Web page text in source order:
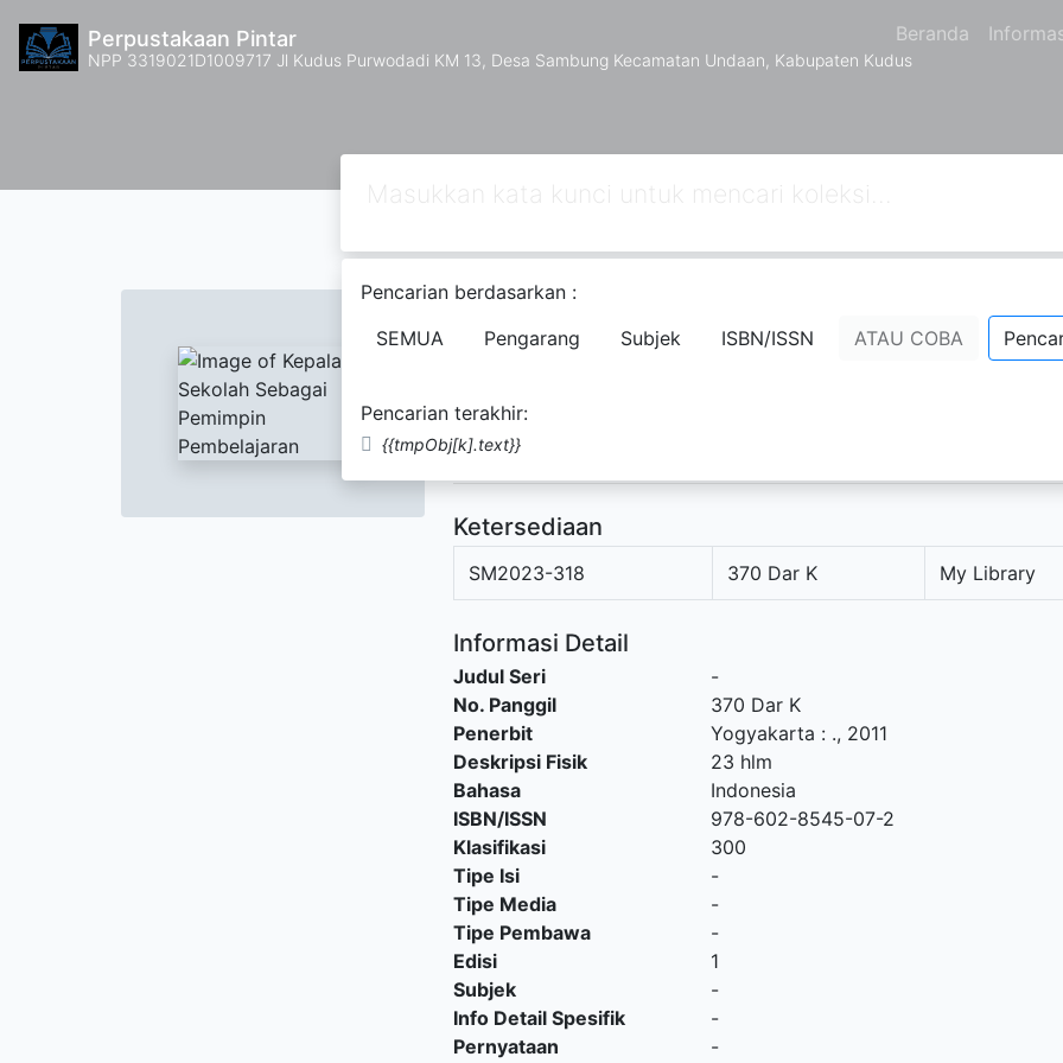
Perpustakaan Pintar
NPP 3319021D1009717 Jl Kudus Purwodadi KM 13, Desa Sambung Kecamatan Undaan, Kabupaten Kudus
Beranda
Pencarian berdasarkan :
SEMUA
Pengarang Subjek ISBN/ISSN ATAU COBA
Pencarian terakhir:
{{tmpObj[k].text}}
Text
Kepala Sekolah Sebagai Pemimpin
Tidak Tersedia Deskripsi
Ketersediaan
SM2023-318 370 Dar K My Library
Informasi Detail
Judul Seri
-
No. Panggil
370 Dar K
Penerbit
Yogyakarta : ., 2011
Deskripsi Fisik
23 hlm
Bahasa
Indonesia
ISBN/ISSN
978-602-8545-07-2
Klasifikasi
300
Tipe Isi
-
Tipe Media
-
Tipe Pembawa
-
Edisi
1
Subjek
-
Info Detail Spesifik
-
Pernyataan
-